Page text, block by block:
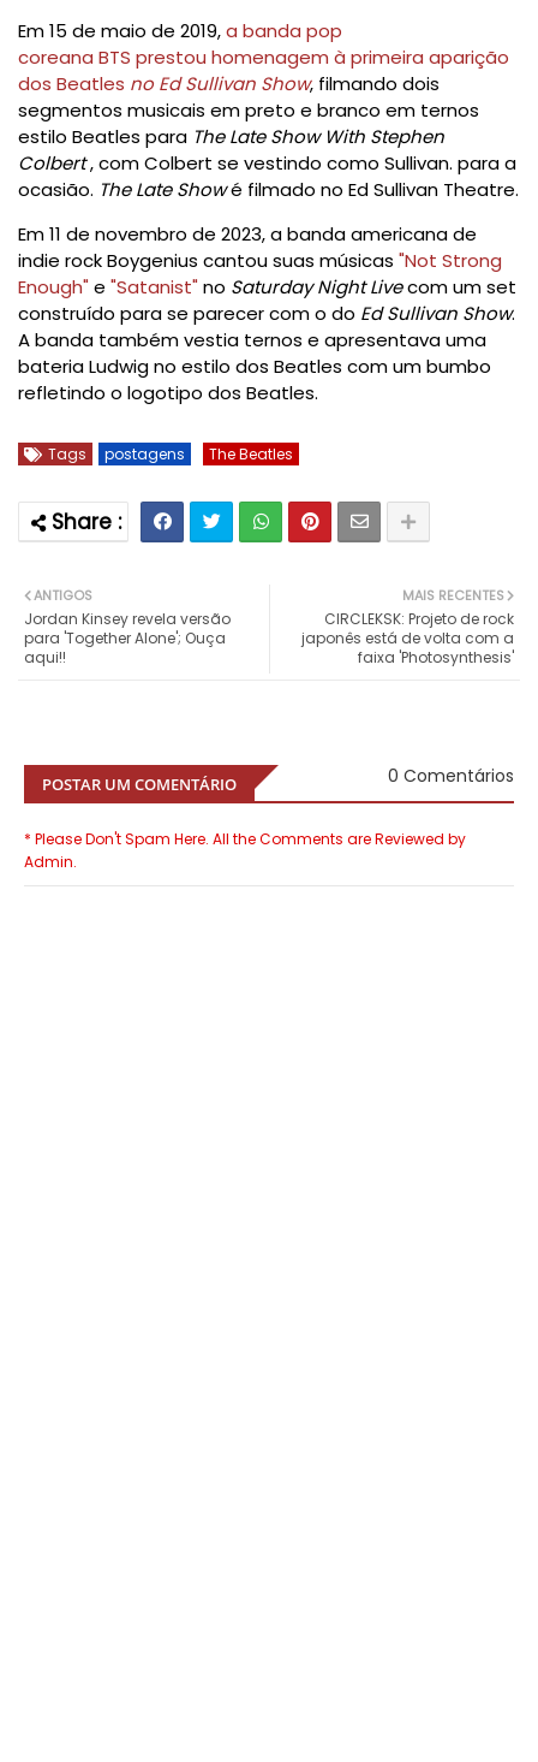
Em 15 de maio de 2019,a banda pop
coreana BTS prestou homenagem à primeira aparição
dos Beatles no Ed Sullivan Show, filmando dois
segmentos musicais em preto e branco em ternos
estilo Beatles para The Late Show With Stephen
Colbert, com Colbert se vestindo como Sullivan. para a
ocasião. The Late Showé filmado no Ed Sullivan Theatre.
Em 11 de novembro de 2023, a banda americana de
indie rockBoygenius cantou suas músicas "Not Strong
Enough" e "Satanist" no Saturday Night Livecom um set
construído para se parecer com o do Ed Sullivan Show.
A banda também vestia ternos e apresentava uma
bateria Ludwig no estilo dos Beatles com um bumbo
refletindo o logotipo dos Beatles.
Tags postagens The Beatles
MAIS RECENTES
CIRCLEKSK: Projeto de rock
japonês está de volta com a
faixa 'Photosynthesis'
ANTIGOS
Jordan Kinsey revela versão
para 'Together Alone'; Ouça
aqui!!
POSTAR UM COMENTÁRIO 0 Comentários
* Please Don't Spam Here. All the Comments are Reviewed by
Admin.